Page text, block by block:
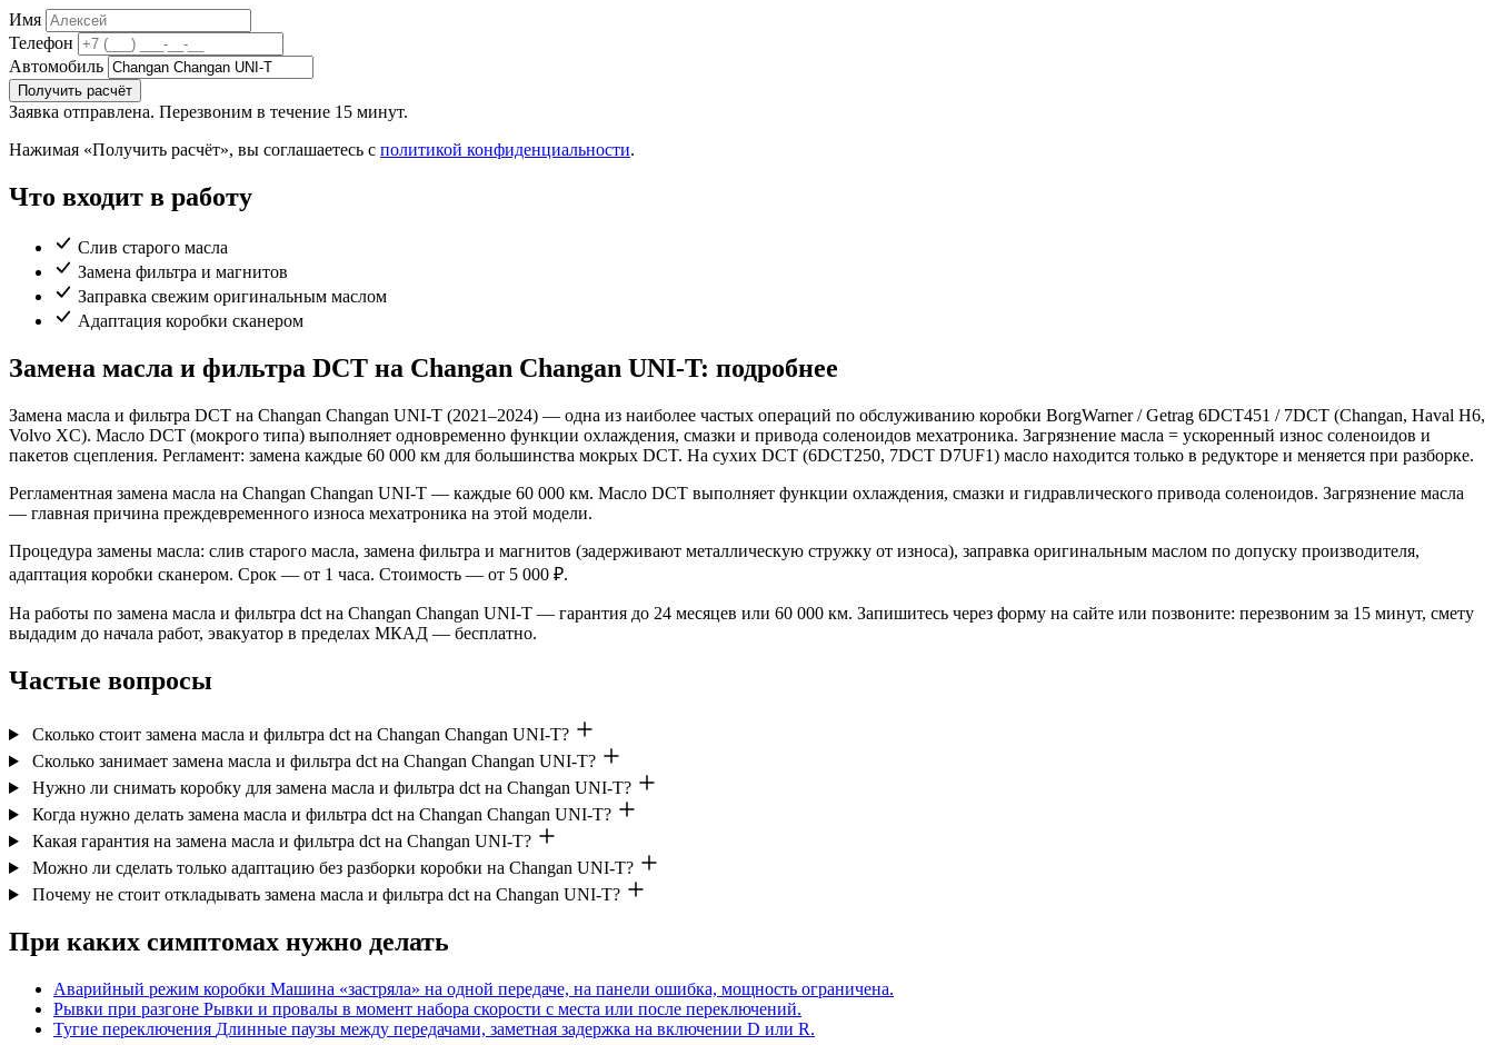
Имя
Телефон
Автомобиль
Получить расчёт
Заявка отправлена. Перезвоним в течение 15 минут.
Нажимая «Получить расчёт», вы соглашаетесь с политикой конфиденциальности.
Что входит в работу
Слив старого масла
Замена фильтра и магнитов
Заправка свежим оригинальным маслом
Адаптация коробки сканером
Замена масла и фильтра DCT на Changan Changan UNI-T: подробнее
Замена масла и фильтра DCT на Changan Changan UNI-T (2021–2024) — одна из наиболее частых операций по обслуживанию коробки BorgWarner / Getrag 6DCT451 / 7DCT (Changan, Haval H6,
Volvo XC). Масло DCT (мокрого типа) выполняет одновременно функции охлаждения, смазки и привода соленоидов мехатроника. Загрязнение масла = ускоренный износ соленоидов и
пакетов сцепления. Регламент: замена каждые 60 000 км для большинства мокрых DCT. На сухих DCT (6DCT250, 7DCT D7UF1) масло находится только в редукторе и меняется при разборке.
Регламентная замена масла на Changan Changan UNI-T — каждые 60 000 км. Масло DCT выполняет функции охлаждения, смазки и гидравлического привода соленоидов. Загрязнение масла
— главная причина преждевременного износа мехатроника на этой модели.
Процедура замены масла: слив старого масла, замена фильтра и магнитов (задерживают металлическую стружку от износа), заправка оригинальным маслом по допуску производителя,
адаптация коробки сканером. Срок — от 1 часа. Стоимость — от 5 000 ₽.
На работы по замена масла и фильтра dct на Changan Changan UNI-T — гарантия до 24 месяцев или 60 000 км. Запишитесь через форму на сайте или позвоните: перезвоним за 15 минут, смету
выдадим до начала работ, эвакуатор в пределах МКАД — бесплатно.
Частые вопросы
Сколько стоит замена масла и фильтра dct на Changan Changan UNI-T?
Сколько занимает замена масла и фильтра dct на Changan Changan UNI-T?
Нужно ли снимать коробку для замена масла и фильтра dct на Changan UNI-T?
Когда нужно делать замена масла и фильтра dct на Changan Changan UNI-T?
Какая гарантия на замена масла и фильтра dct на Changan UNI-T?
Можно ли сделать только адаптацию без разборки коробки на Changan UNI-T?
Почему не стоит откладывать замена масла и фильтра dct на Changan UNI-T?
При каких симптомах нужно делать
Аварийный режим коробки Машина «застряла» на одной передаче, на панели ошибка, мощность ограничена.
Рывки при разгоне Рывки и провалы в момент набора скорости с места или после переключений.
Тугие переключения Длинные паузы между передачами, заметная задержка на включении D или R.